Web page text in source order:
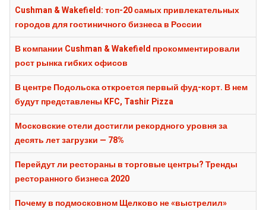
Cushman & Wakefield: топ-20 самых привлекательных
городов для гостиничного бизнеса в России
В компании Cushman & Wakefield прокомментировали
рост рынка гибких офисов
В центре Подольска откроется первый фуд-корт. В нем
будут представлены KFC, Tashir Pizza
Московские отели достигли рекордного уровня за
десять лет загрузки — 78%
Перейдут ли рестораны в торговые центры? Тренды
ресторанного бизнеса 2020
Почему в подмосковном Щелково не «выстрелил»